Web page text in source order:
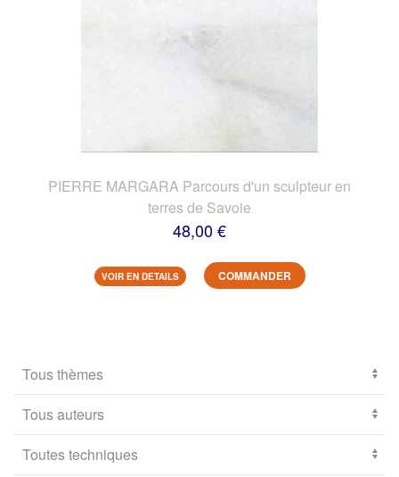
PIERRE MARGARA Parcours d'un sculpteur en
terres de Savoie
48,00 €
VOIR EN DETAILS COMMANDER